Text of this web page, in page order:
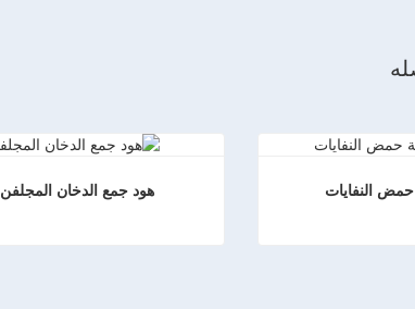
هود جمع الدخان المجلفن النفايات